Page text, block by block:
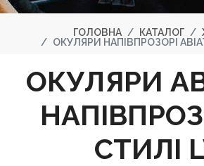
ГОЛОВНА КАТАЛОГ
ОКУЛЯРИ НАПІВПРОЗОРІ
ОКУЛЯРИ
СТИЛІ